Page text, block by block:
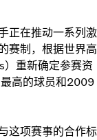
正在推动一系列激
赛制，根据世界高
重新确定参赛资
高的球员和2009
这项赛事的合作标